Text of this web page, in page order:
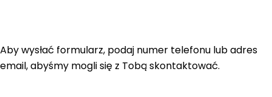
Aby wysłać formularz, podaj numer telefonu lub adres
email, abyśmy mogli się z Tobą skontaktować.